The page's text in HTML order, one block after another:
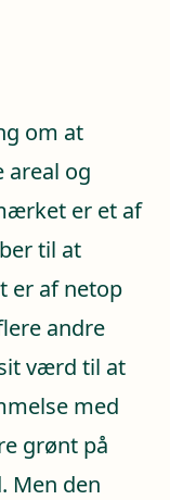
om at
areal og
er et af
til at
er af netop
andre
værd til at
med
grønt på
Men den